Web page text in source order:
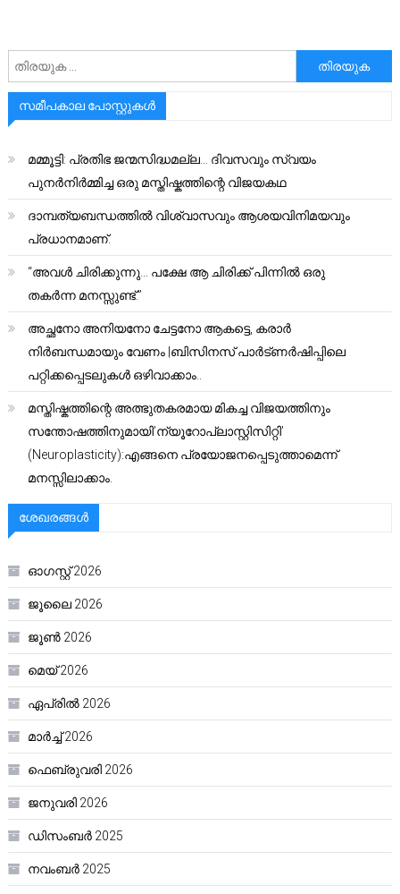
അനേഷിക്കുക
സമീപകാല പോസ്റ്റുകൾ
മമ്മൂട്ടി: പ്രതിഭ ജന്മസിദ്ധമല്ല… ദിവസവും സ്വയം
പുനർനിർമ്മിച്ച ഒരു മസ്തിഷ്കത്തിന്റെ വിജയകഥ
ദാമ്പത്യബന്ധത്തിൽ വിശ്വാസവും ആശയവിനിമയവും
പ്രധാനമാണ്.
“അവൾ ചിരിക്കുന്നു… പക്ഷേ ആ ചിരിക്ക് പിന്നിൽ ഒരു
തകർന്ന മനസ്സുണ്ട്.”
അച്ഛനോ അനിയനോ ചേട്ടനോ ആകട്ടെ, കരാർ
നിർബന്ധമായും വേണം |ബിസിനസ് പാർട്ണർഷിപ്പിലെ
പറ്റിക്കപ്പെടലുകൾ ഒഴിവാക്കാം..
മസ്തിഷ്കത്തിന്റെ അത്ഭുതകരമായ മികച്ച വിജയത്തിനും
സന്തോഷത്തിനുമായി’ന്യൂറോപ്ലാസ്റ്റിസിറ്റി’
(Neuroplasticity):എങ്ങനെ പ്രയോജനപ്പെടുത്താമെന്ന്
മനസ്സിലാക്കാം.
ശേഖരങ്ങൾ
ഓഗസ്റ്റ്‌ 2026
ജൂലൈ 2026
ജൂൺ 2026
മെയ്‌ 2026
ഏപ്രിൽ 2026
മാർച്ച്‌ 2026
ഫെബ്രുവരി 2026
ജനുവരി 2026
ഡിസംബർ 2025
നവംബർ 2025